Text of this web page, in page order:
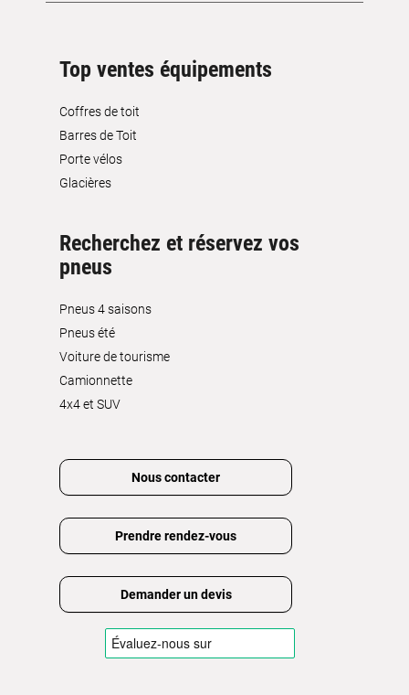
Top ventes équipements
Coffres de toit
Barres de Toit
Porte vélos
Glacières
Recherchez et réservez vos
pneus
Pneus 4 saisons
Pneus été
Voiture de tourisme
Camionnette
4x4 et SUV
Nous contacter
Prendre rendez-vous
Demander un devis